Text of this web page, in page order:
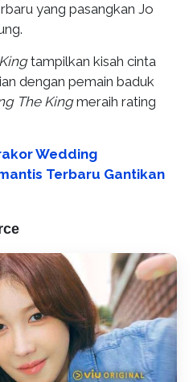
yang pasangkan Jo
tampilkan kisah cinta
dengan pemain baduk
The Kingmeraih rating
Wedding
Terbaru Gantikan